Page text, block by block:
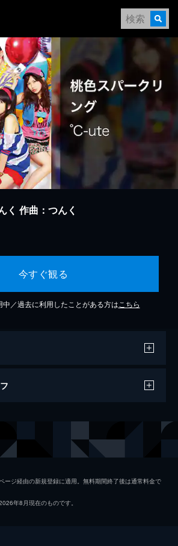
作曲：つんく
今すぐ観る
中／過去に利用したことがある方は こちら
リング』 （MV）
ジ経由の新規登録に適用。無料期間終了後は通常料金で
年8月現在のものです。